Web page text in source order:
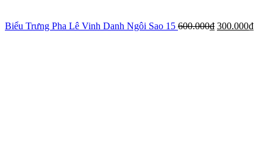
Biểu Trưng Pha Lê Vinh Danh Ngôi Sao 15 600.000₫ 300.000₫